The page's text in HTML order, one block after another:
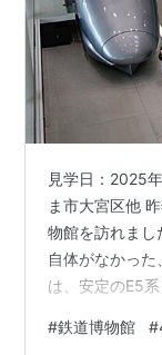
見学日：2025
ま市大宮区他
物館を訪れまし
自体がなかっ
は、安定のE5
系は、東の新幹
#鉄道博物館 #